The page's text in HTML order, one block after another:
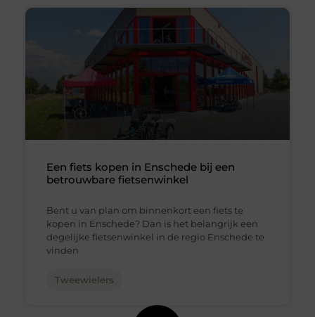
Een fiets kopen in Enschede bij een
betrouwbare fietsenwinkel
Bent u van plan om binnenkort een fiets te
kopen in Enschede? Dan is het belangrijk een
degelijke fietsenwinkel in de regio Enschede te
vinden
Tweewielers